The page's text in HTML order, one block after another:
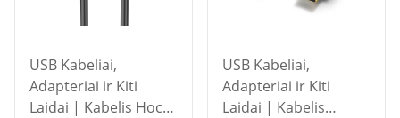
USB Kabeliai,
Adapteriai ir Kiti
Laidai | Kabelis Hoco
USB Kabeliai,
Adapteriai ir Kiti
Laidai | Kabelis